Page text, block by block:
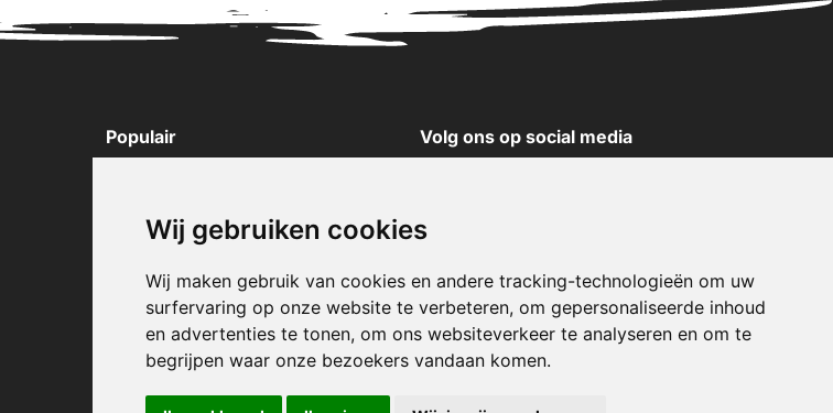
Wij gebruiken cookies
Wij maken gebruik van cookies en andere tracking-technologieën om uw
surfervaring op onze website te verbeteren, om gepersonaliseerde inhoud
en advertenties te tonen, om ons websiteverkeer te analyseren en om te
begrijpen waar onze bezoekers vandaan komen.
Populair
New Balance sneakers
Puma sneakers
Converse sneakers
Volg ons op social media
X
Pinterest